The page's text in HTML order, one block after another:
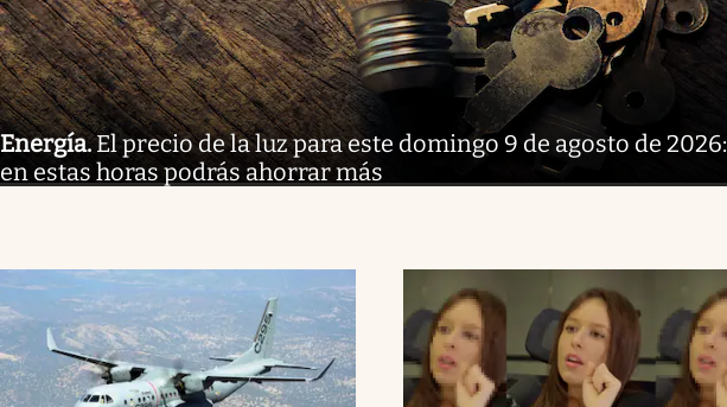
Energía.El precio de la luz para este domingo 9 de agosto de 2026:
en estas horas podrás ahorrar más